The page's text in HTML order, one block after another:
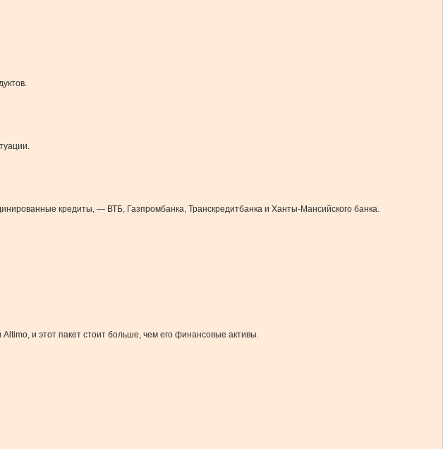
кредиты, — ВТБ, Газпромбанка, Транскредитбанка и Ханты-Мансийского банка.
и этот пакет стоит больше, чем его финансовые активы.